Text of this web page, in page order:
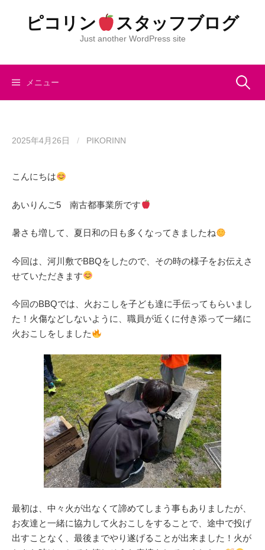
ツ
ピコリン スタッフブログ
Just another WordPress site
メニュー 検
2025年4月26日 / PIKORINN
こんにちは
あいりんご5 南古都事業所です
暑さも増して、夏日和の日も多くなってきましたね
今回は、河川敷でBBQをしたので、その時の様子をお伝えさ
せていただきます
今回のBBQでは、火おこしを子ども達に手伝ってもらいまし
た！火傷などしないように、職員が近くに付き添って一緒に
火おこしをしました
最初は、中々火が出なくて諦めてしまう事もありましたが、
お友達と一緒に協力して火おこしをすることで、途中で投げ
出すことなく、最後までやり遂げることが出来ました！火が